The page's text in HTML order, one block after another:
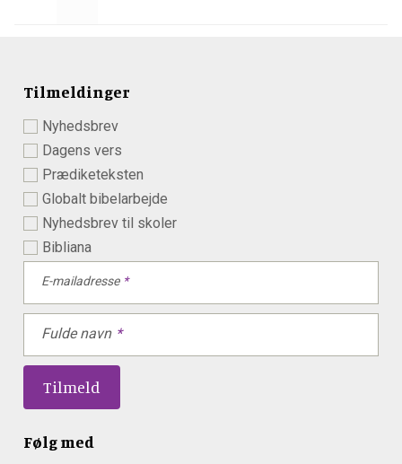
Tilmeldinger
Nyhedsbrev
Dagens vers
Prædiketeksten
Globalt bibelarbejde
Nyhedsbrev til skoler
Bibliana
E-mailadresse
Fulde navn
Følg med